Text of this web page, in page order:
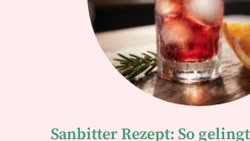
Sanbitter Rezept: So